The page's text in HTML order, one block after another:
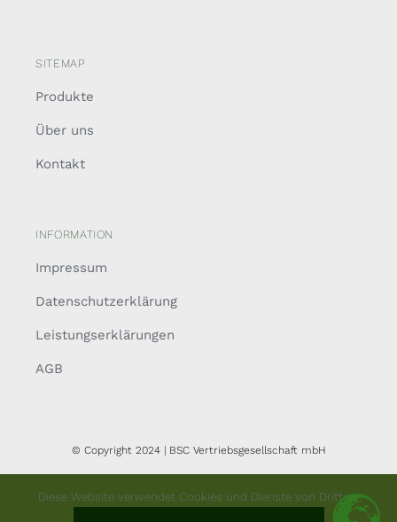
SITEMAP
Produkte
Über uns
Kontakt
INFORMATION
Impressum
Datenschutzerklärung
Leistungserklärungen
AGB
© Copyright 2024 | BSC Vertriebsgesellschaft mbH
Diese Website verwendet Cookies und Dienste von Dritten.